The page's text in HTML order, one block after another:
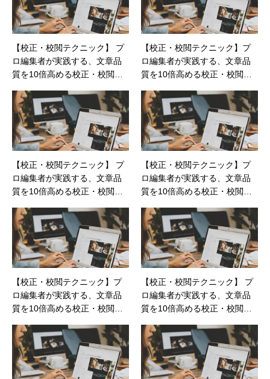
【校正・校閲テクニック】 プ
ロ編集者が実践する、文章品
質を10倍高める校正・校閲テ
【校正・校閲テクニック】プ
ロ編集者が実践する、文章品
質を10倍高める校正・校閲テ
【校正・校閲テクニック】 プ
ロ編集者が実践する、文章品
質を10倍高める校正・校閲テ
【校正・校閲テクニック】プ
ロ編集者が実践する、文章品
質を10倍高める校正・校閲テ
【校正・校閲テクニック】プ
ロ編集者が実践する、文章品
質を10倍高める校正・校閲テ
【校正・校閲テクニック】 プ
ロ編集者が実践する、文章品
質を10倍高める校正・校閲テ